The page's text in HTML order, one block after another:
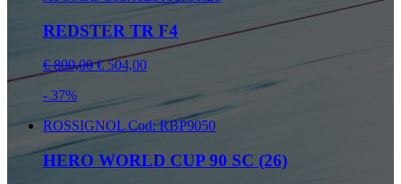
REDSTER TR F4
€ 800,00 € 504,00
- 37%
ROSSIGNOL Cod: RBP9050
HERO WORLD CUP 90 SC (26)